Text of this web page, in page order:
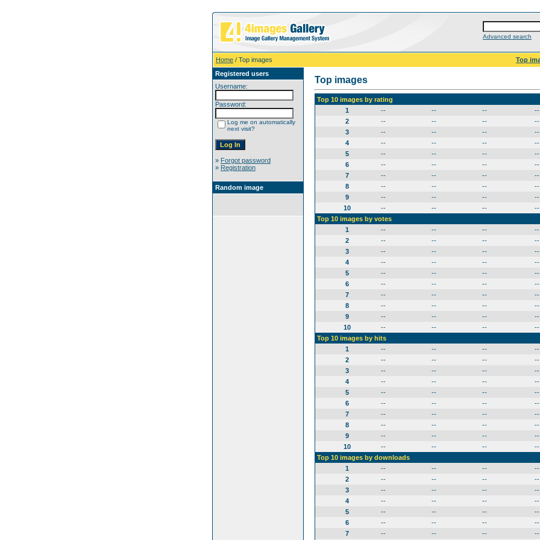
Advanced search
Home / Top images Top
Registered users
Username:
Password:
Log me on automatically
next visit?
» Forgot password
» Registration
Random image
Top images
Top 10 images by rating
1
-- -- --
--
2
-- -- --
--
3
-- -- --
--
4
-- -- --
--
5
-- -- --
--
6
-- -- --
--
7
-- -- --
--
8
-- -- --
--
9
-- -- --
--
10
-- -- --
--
Top 10 images by votes
1
-- -- --
--
2
-- -- --
--
3
-- -- --
--
4
-- -- --
--
5
-- -- --
--
6
-- -- --
--
7
-- -- --
--
8
-- -- --
--
9
-- -- --
--
10
-- -- --
--
Top 10 images by hits
1
-- -- --
--
2
-- -- --
--
3
-- -- --
--
4
-- -- --
--
5
-- -- --
--
6
-- -- --
--
7
-- -- --
--
8
-- -- --
--
9
-- -- --
--
10
-- -- --
--
Top 10 images by downloads
1
-- -- --
--
2
-- -- --
--
3
-- -- --
--
4
-- -- --
--
5
-- -- --
--
6
-- -- --
--
7
-- -- -- --